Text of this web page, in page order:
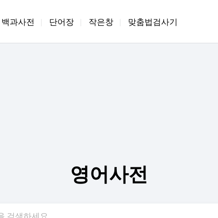
백과사전 단어장 작은창 맞춤법검사기
영어사전